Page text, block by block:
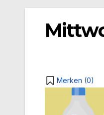
Merken (0)